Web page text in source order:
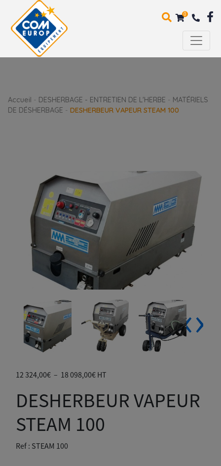
0
Accueil - DESHERBAGE - ENTRETIEN DE L'HERBE - MATÉRIELS
DE DÉSHERBAGE - DESHERBEUR VAPEUR STEAM 100
‹›
12 324,00€ – 18 098,00€Plage
prix :
12
324,00€
à
HT
DESHERBEUR VAPEUR
STEAM 100
Ref : STEAM 100